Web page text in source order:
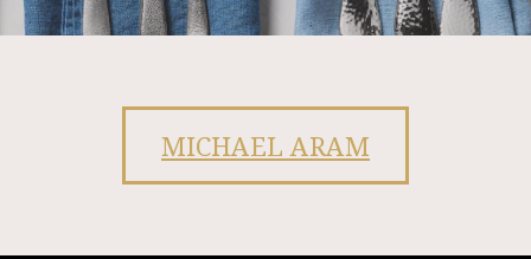
MICHAEL ARAM